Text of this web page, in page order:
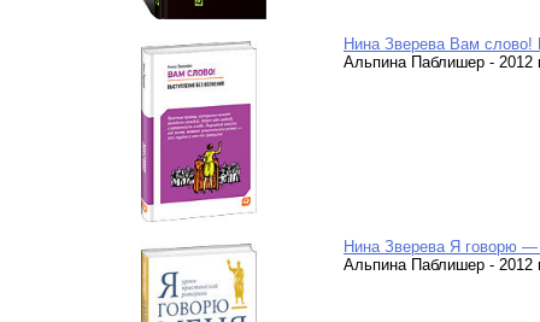
Нина Зверева Вам слово!
Альпина Паблишер - 2012
Нина Зверева Я говорю
Альпина Паблишер - 2012